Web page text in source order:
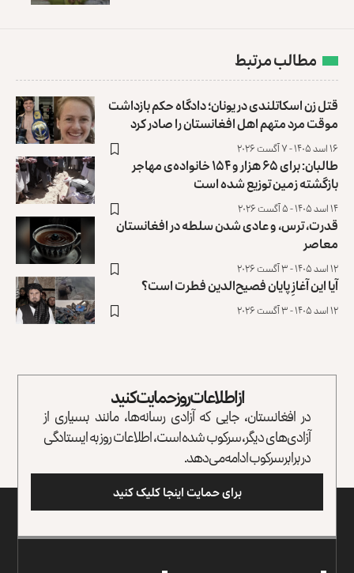
مطالب مرتبط
قتل زن اسکاتلندی در یونان؛ دادگاه حکم بازداشت
موقت مرد متهم اهل افغانستان را صادر کرد
۱۶ اسد ۱۴۰۵ - ۷ آگست ۲۰۲۶
طالبان: برای ۶۵ هزار و ۱۵۴ خانواده‌ی مهاجر
بازگشته زمین توزیع ‏شده است
۱۴ اسد ۱۴۰۵ - ۵ آگست ۲۰۲۶
قدرت، ترس، و عادی ‌شدن سلطه در افغانستان
معاصر
۱۲ اسد ۱۴۰۵ - ۳ آگست ۲۰۲۶
آیا این آغازِ پایان فصیح‌الدین فطرت است؟
۱۲ اسد ۱۴۰۵ - ۳ آگست ۲۰۲۶
از اطلاعات روز حمایت کنید
در افغانستان، جایی که آزادی رسانه‌ها، مانند بسیاری از
آزادی‌های دیگر، سرکوب شده است، اطلاعات روز به ایستادگی
در برابر سرکوب ادامه می‌دهد.
برای حمایت اینجا کلیک کنید